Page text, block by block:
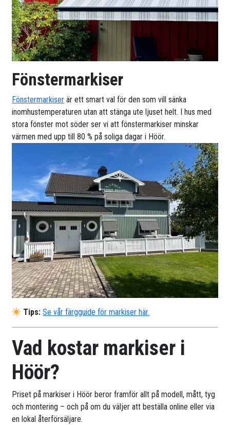
Fönstermarkiser
Fönstermarkiser är ett smart val för den som vill sänka
inomhustemperaturen utan att stänga ute ljuset helt. I hus med
stora fönster mot söder ser vi att fönstermarkiser minskar
värmen med upp till 80 % på soliga dagar i Höör.
Tips: Se vår färgguide för markiser här.
Vad kostar markiser i
Höör?
Priset på markiser i Höör beror framför allt på modell, mått, tyg
och montering – och på om du väljer att beställa online eller via
en lokal återförsäljare.